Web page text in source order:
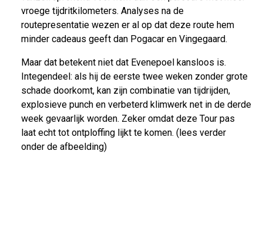
vroege tijdritkilometers. Analyses na de
routepresentatie wezen er al op dat deze route hem
minder cadeaus geeft dan Pogacar en Vingegaard.
Maar dat betekent niet dat Evenepoel kansloos is.
Integendeel: als hij de eerste twee weken zonder grote
schade doorkomt, kan zijn combinatie van tijdrijden,
explosieve punch en verbeterd klimwerk net in de derde
week gevaarlijk worden. Zeker omdat deze Tour pas
laat echt tot ontploffing lijkt te komen. (lees verder
onder de afbeelding)